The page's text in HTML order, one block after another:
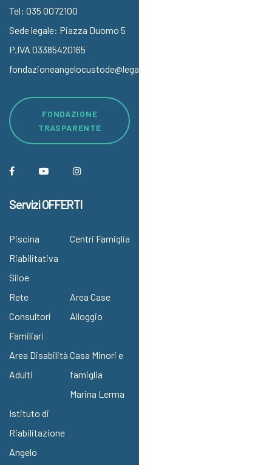
Tel: 035 0072100
Sede legale: Piazza Duomo 5
P.IVA 03385420165
fondazioneangelocustode@legalmail.it
FONDAZIONE
TRASPARENTE
Servizi OFFERTI
Piscina
Riabilitativa
Siloe
Centri Famiglia
Rete
Consultori
Familiari
Area Case
Alloggio
Area Disabilità
Adulti
Casa Minori e
famiglia
Marina Lerma
Istituto di
Riabilitazione
Angelo